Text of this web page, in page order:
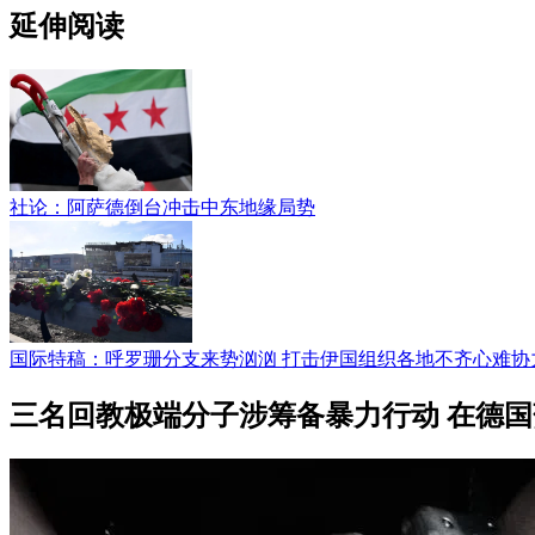
延伸阅读
社论：阿萨德倒台冲击中东地缘局势
国际特稿：呼罗珊分支来势汹汹 打击伊国组织各地不齐心难协
三名回教极端分子涉筹备暴力行动 在德